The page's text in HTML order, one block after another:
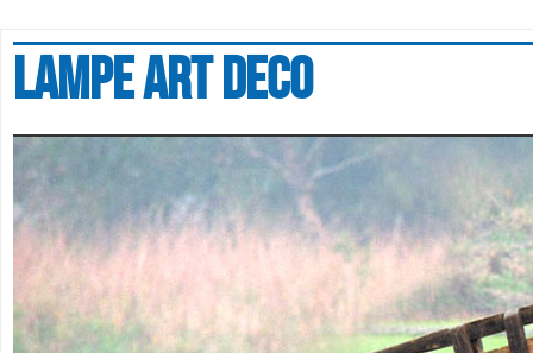
Lampe art deco